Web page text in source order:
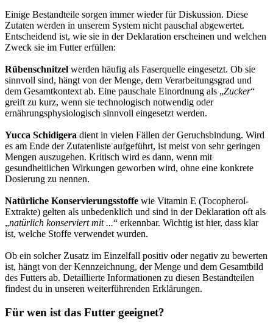
Einige Bestandteile sorgen immer wieder für Diskussion. Diese
Zutaten werden in unserem System nicht pauschal abgewertet.
Entscheidend ist, wie sie in der Deklaration erscheinen und welchen
Zweck sie im Futter erfüllen:
Rübenschnitzel werden häufig als Faserquelle eingesetzt. Ob sie
sinnvoll sind, hängt von der Menge, dem Verarbeitungsgrad und
dem Gesamtkontext ab. Eine pauschale Einordnung als „Zucker“
greift zu kurz, wenn sie technologisch notwendig oder
ernährungsphysiologisch sinnvoll eingesetzt werden.
Yucca Schidigera dient in vielen Fällen der Geruchsbindung. Wird
es am Ende der Zutatenliste aufgeführt, ist meist von sehr geringen
Mengen auszugehen. Kritisch wird es dann, wenn mit
gesundheitlichen Wirkungen geworben wird, ohne eine konkrete
Dosierung zu nennen.
Natürliche Konservierungsstoffe wie Vitamin E (Tocopherol-
Extrakte) gelten als unbedenklich und sind in der Deklaration oft als
„natürlich konserviert mit ...“ erkennbar. Wichtig ist hier, dass klar
ist, welche Stoffe verwendet wurden.
Ob ein solcher Zusatz im Einzelfall positiv oder negativ zu bewerten
ist, hängt von der Kennzeichnung, der Menge und dem Gesamtbild
des Futters ab. Detaillierte Informationen zu diesen Bestandteilen
findest du in unseren weiterführenden Erklärungen.
Für wen ist das Futter geeignet?